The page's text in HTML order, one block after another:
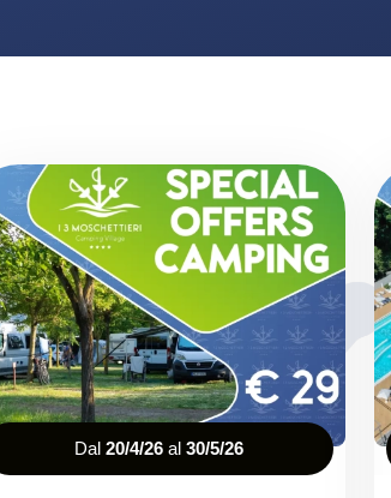
Dal 20/4/26al 30/5/26